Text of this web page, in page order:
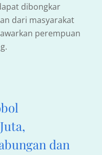
dibongkar
dari masyarakat
perempuan
dan